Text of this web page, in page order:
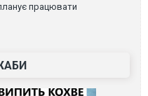
працювати